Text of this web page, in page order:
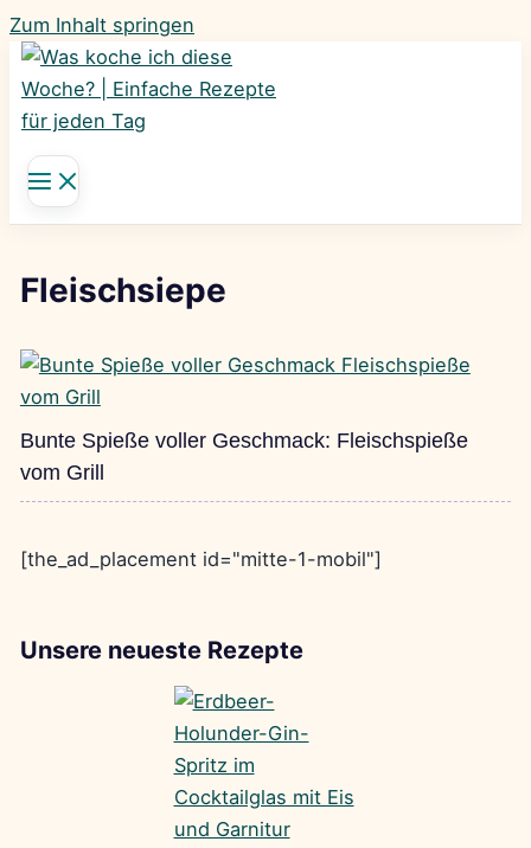
Zum Inhalt springen
Fleischsiepe
Bunte Spieße voller Geschmack: Fleischspieße
vom Grill
[the_ad_placement id="mitte-1-mobil"]
Unsere neueste Rezepte